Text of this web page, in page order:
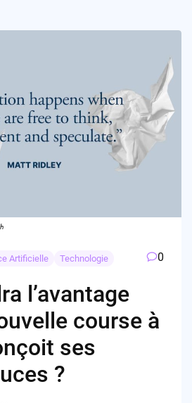
Artificielle Technologie 0
l’avantage
course à
ses
?